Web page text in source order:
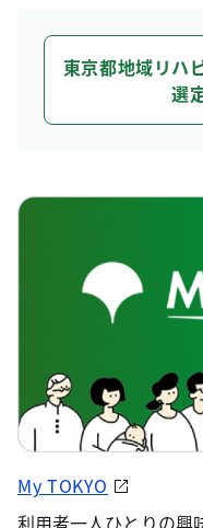
東京都地域リハ
選
My TOKYO
利用者一人ひとりの興